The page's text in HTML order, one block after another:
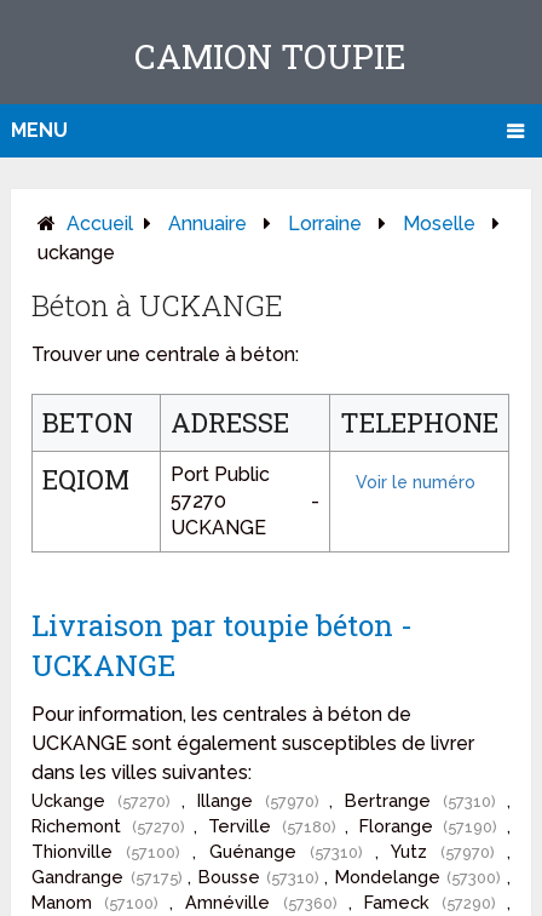
CAMION TOUPIE
MENU
Accueil Annuaire Lorraine
Moselle
uckange
Béton à UCKANGE
Trouver une centrale à béton:
BETON ADRESSE
TELEPHONE
EQIOM
Port Public
57270 -
UCKANGE
Livraison par toupie béton -
UCKANGE
Pour information, les centrales à béton de
UCKANGE sont également susceptibles de livrer
dans les villes suivantes:
Uckange (57270) , Illange (57970), Bertrange (57310) ,
Richemont
(57270), Terville (57180), Florange (57190) ,
Thionville
(57100), Guénange (57310) , Yutz (57970) ,
Gandrange (57175), Bousse (57310), Mondelange (57300) ,
Manom
(57100), Amnéville (57360) , Fameck (57290) ,